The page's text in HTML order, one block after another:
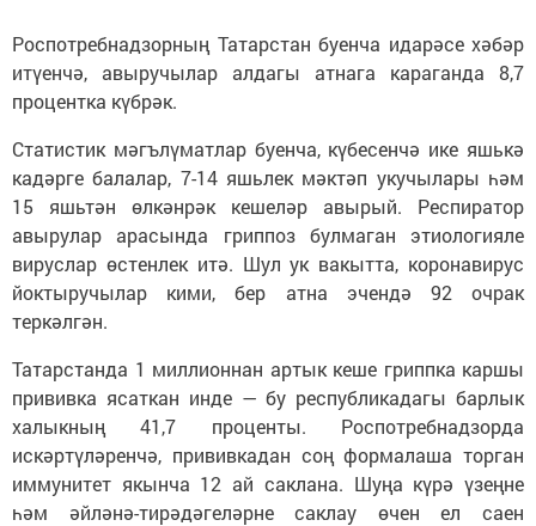
Роспотребнадзорның Татарстан буенча идарәсе хәбәр
итүенчә, авыручылар алдагы атнага караганда 8,7
процентка күбрәк.
Статистик мәгълүматлар буенча, күбесенчә ике яшькә
кадәрге балалар, 7-14 яшьлек мәктәп укучылары һәм
15 яшьтән өлкәнрәк кешеләр авырый. Респиратор
авырулар арасында гриппоз булмаган этиологияле
вируслар өстенлек итә. Шул ук вакытта, коронавирус
йоктыручылар кими, бер атна эчендә 92 очрак
теркәлгән.
Татарстанда 1 миллионнан артык кеше гриппка каршы
прививка ясаткан инде — бу республикадагы барлык
халыкның 41,7 проценты. Роспотребнадзорда
искәртүләренчә, прививкадан соң формалаша торган
иммунитет якынча 12 ай саклана. Шуңа күрә үзеңне
һәм әйләнә-тирәдәгеләрне саклау өчен ел саен